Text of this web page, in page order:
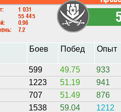
Боев Побед Опыт
599 49.75 933
1223 51.19 941
707 51.49 876
1538 59.04 1212